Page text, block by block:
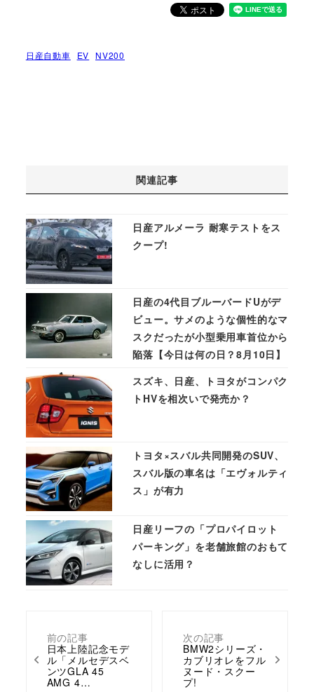
日産自動車 EV NV200
前の記事
日本上陸記念モデ
ル「メルセデスベ
ンツGLA 45
AMG 4…
次の記事
BMW2シリーズ・
カブリオレをフル
ヌード・スクー
プ!
関連記事
日産アルメーラ 耐寒テストをス
クープ!
日産の4代目ブルーバードUがデ
ビュー。サメのような個性的なマ
スクだったが小型乗用車首位から
陥落【今日は何の日？8月10日】
スズキ、日産、トヨタがコンパク
トHVを相次いで発売か？
トヨタ×スバル共同開発のSUV、
スバル版の車名は「エヴォルティ
ス」が有力
日産リーフの「プロパイロット
パーキング」を老舗旅館のおもて
なしに活用？